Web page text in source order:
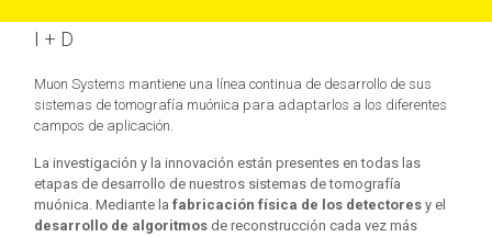
I + D
Muon Systems mantiene una línea continua de desarrollo de sus
sistemas de tomografía muónica para adaptarlos a los diferentes
campos de aplicación.
La investigación y la innovación están presentes en todas las
etapas de desarrollo de nuestros sistemas de tomografía
muónica. Mediante lafabricación física de los detectores y el
desarrollo de algoritmos de reconstrucción cada vez más